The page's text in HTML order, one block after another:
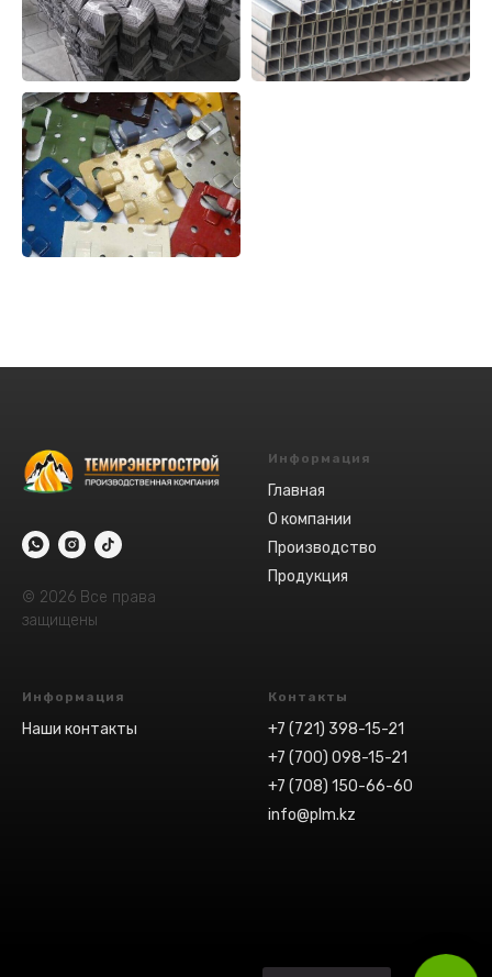
© 2026 Все права
защищены
Информация
Главная
О компании
Производство
Продукция
Информация
Наши контакты
Контакты
+7 (721) 398-15-21
+7 (700) 098-15-21
+7 (708) 150-66-60
info@plm.kz